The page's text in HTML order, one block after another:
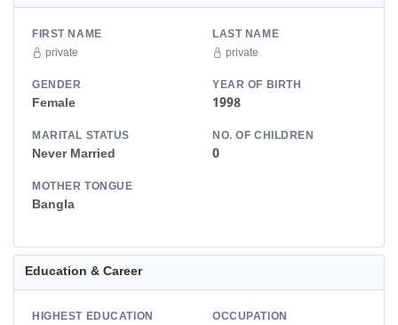
FIRST NAME
private
LAST NAME
private
GENDER
Female
YEAR OF BIRTH
1998
MARITAL STATUS
Never Married
NO. OF CHILDREN
0
MOTHER TONGUE
Bangla
Education & Career
HIGHEST EDUCATION OCCUPATION